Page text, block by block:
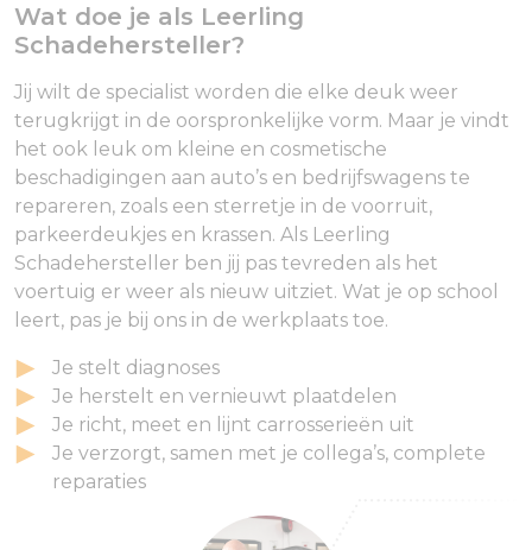
Wat doe je als Leerling
Schadehersteller?
Jij wilt de specialist worden die elke deuk weer
terugkrijgt in de oorspronkelijke vorm. Maar je vindt
het ook leuk om kleine en cosmetische
beschadigingen aan auto’s en bedrijfswagens te
repareren, zoals een sterretje in de voorruit,
parkeerdeukjes en krassen. Als Leerling
Schadehersteller ben jij pas tevreden als het
voertuig er weer als nieuw uitziet. Wat je op school
leert, pas je bij ons in de werkplaats toe.
Je stelt diagnoses
Je herstelt en vernieuwt plaatdelen
Je richt, meet en lijnt carrosserieën uit
Je verzorgt, samen met je collega’s, complete
reparaties